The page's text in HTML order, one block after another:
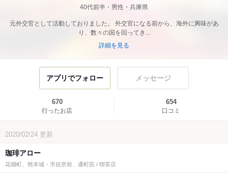
40代前半・男性・兵庫県
元外交官として活動しておりました。 外交官になる前から、海外に興味があ
り、数々の国を回ってき...
詳細を見る
アプリでフォロー メッセージ
670
行ったお店
654
口コミ
2020/02/24 更新
珈琲アロー
花畑町、熊本城・市役所前、通町筋 / 喫茶店